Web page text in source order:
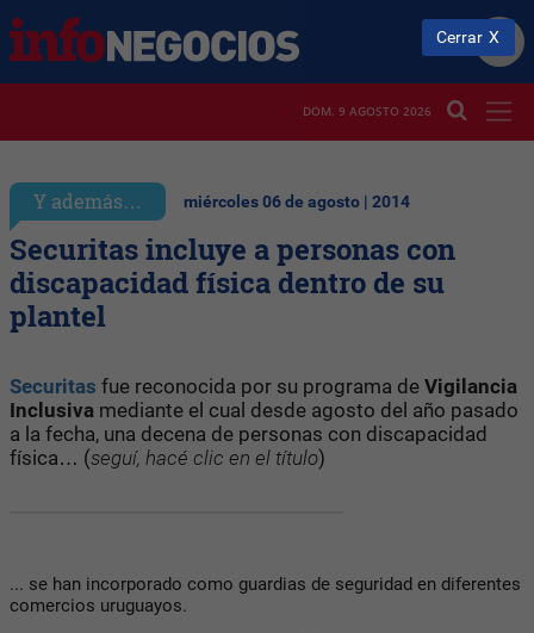
DOM. 9 AGOSTO 2026
Y además… miércoles 06 de agosto | 2014
Securitas incluye a personas con
discapacidad física dentro de su
plantel
Securitas fue reconocida por su programa de Vigilancia
Inclusiva mediante el cual desde agosto del año pasado
a la fecha, una decena de personas con discapacidad
física… (seguí, hacé clic en el título)
... se han incorporado como guardias de seguridad en diferentes
comercios uruguayos.
Cerrar